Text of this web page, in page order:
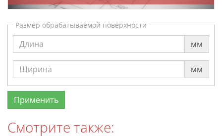
Размер обрабатываемой поверхности
мм
мм
Смотрите также: